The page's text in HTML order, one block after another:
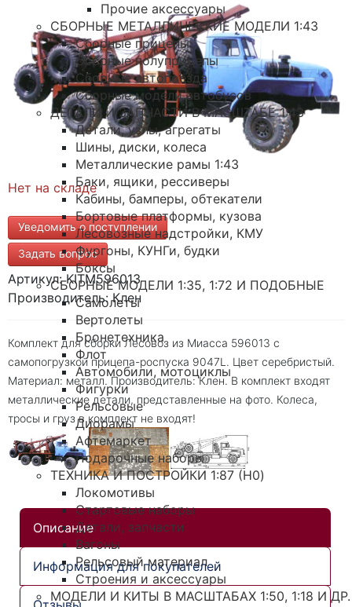
Прочие аксессуары
СБОРНЫЕ МЕТАЛЛИЧЕСКИЕ МОДЕЛИ 1:43
Сборные прицепы
Сборные полуприцепы
Сборные автопоезда
Сборные модели автобусов
ДЕТАЛИ И ЗАПЧАСТИ В МАСШТАБЕ 1:43
Детали, узлы, агрегаты
Шины, диски, колеса
Металлические рамы 1:43
Баки, ящики, рессиверы
Кабины, бамперы, обтекатели
Бортовые платформы, кузова
Лесовозные надстройки, КМУ
Фургоны, КУНГи, будки
Боксы
СБОРНЫЕ МОДЕЛИ 1:35, 1:72 И ПОДОБНЫЕ
Самолеты
Вертолеты
Бронетехника
Флот
Автомобили, мотоциклы
Фигурки
Рельсовые
Диорамы
Афтемаркет
Подарочные наборы
ТЕХНИКА И ПОСТРОЙКИ 1:87 (H0)
Локомотивы
Стартовые наборы
Детали, запчасти
Вагоны
Рельсовый материал
Строения и аксессуары
МОДЕЛИ И КИТЫ В МАСШТАБАХ 1:50, 1:18 И ДР.
Нет на складе
Уведомить о поступлении
Задать вопрос
Артикул: KITM596013
Производитель: Клен
Комплект для сборки Лесовоз из Миасса 596013 с
самопогрузкой прицепа-роспуска 9047L. Цвет серебристый.
Материал: металл. Производитель: Клен. В комплект входят
металлические детали, представленные на фото. Колеса,
тросы и груз в комплект не входят!
Описание
Информация для покупателей